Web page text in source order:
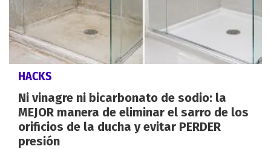
HACKS
Ni vinagre ni bicarbonato de sodio: la
MEJOR manera de eliminar el sarro de los
orificios de la ducha y evitar PERDER
presión